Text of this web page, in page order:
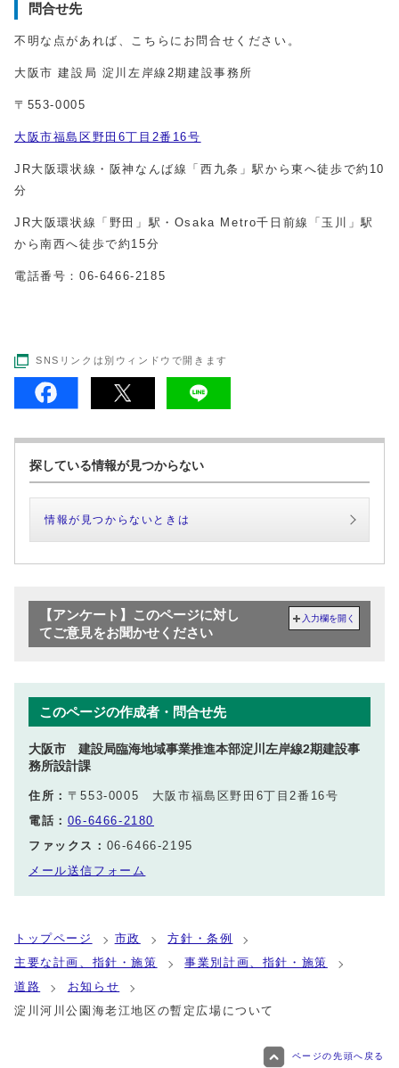
問合せ先
不明な点があれば、こちらにお問合せください。
大阪市 建設局 淀川左岸線2期建設事務所
〒553-0005
大阪市福島区野田6丁目2番16号
JR大阪環状線・阪神なんば線「西九条」駅から東へ徒歩で約10
分
JR大阪環状線「野田」駅・Osaka Metro千日前線「玉川」駅
から南西へ徒歩で約15分
電話番号：06-6466-2185
SNSリンクは別ウィンドウで開きます
探している情報が見つからない
情報が見つからないときは
【アンケート】このページに対し
てご意見をお聞かせください
入力欄を開く
このページの作成者・問合せ先
大阪市 建設局臨海地域事業推進本部淀川左岸線2期建設事
務所設計課
住所： 〒553-0005 大阪市福島区野田6丁目2番16号
電話： 06-6466-2180
ファックス： 06-6466-2195
メール送信フォーム
トップページ 市政
方針・条例
主要な計画、指針・施策
事業別計画、指針・施策
道路
お知らせ
淀川河川公園海老江地区の暫定広場について
ページの先頭へ戻る